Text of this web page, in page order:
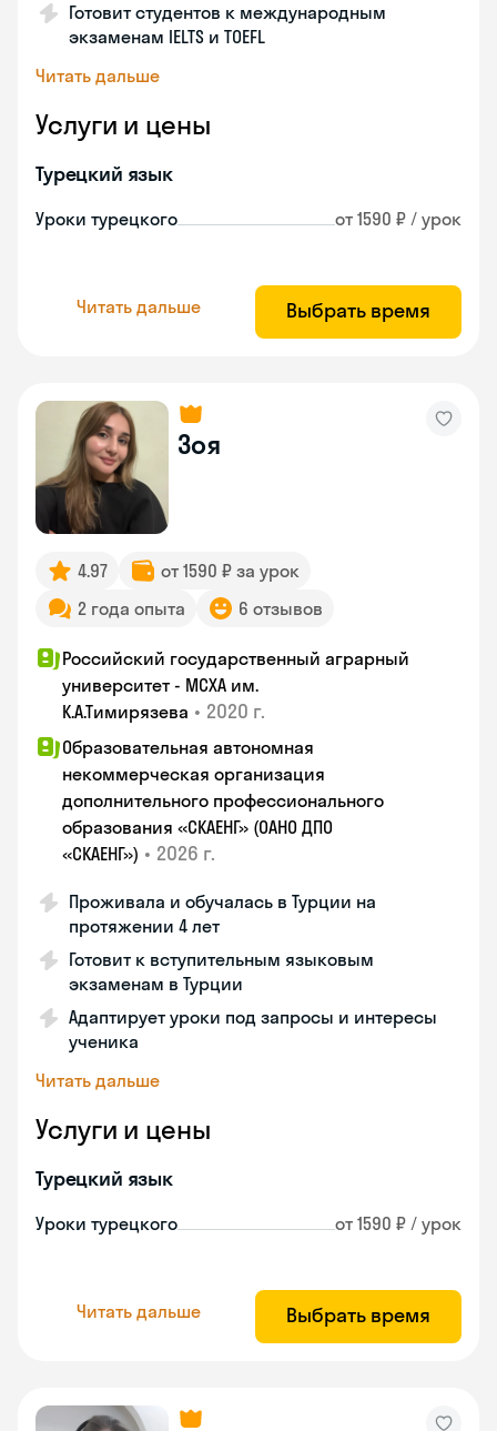
Готовит студентов к международным
экзаменам IELTS и TOEFL
Читать дальше
Услуги и цены
Турецкий язык
Уроки турецкого от 1590 ₽ / урок
Читать дальше Выбрать время
Зоя
4.97
от 1590 ₽ за урок
2 года опыта
6 отзывов
Российский государственный аграрный
университет - МСХА им.
К.А.Тимирязева • 2020 г.
Образовательная автономная
некоммерческая организация
дополнительного профессионального
образования «СКАЕНГ» (ОАНО ДПО
«СКАЕНГ») • 2026 г.
Проживала и обучалась в Турции на
протяжении 4 лет
Готовит к вступительным языковым
экзаменам в Турции
Адаптирует уроки под запросы и интересы
ученика
Читать дальше
Услуги и цены
Турецкий язык
Уроки турецкого от 1590 ₽ / урок
Читать дальше Выбрать время